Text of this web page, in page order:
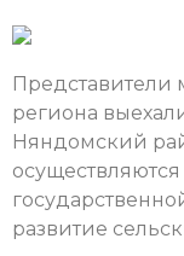
Представители
региона
Няндомский
развитие